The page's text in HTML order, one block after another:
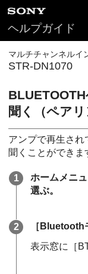
ヘルプガイド
マルチチャンネルイ
STR-DN1070
聞く（ペアリ
アンプで再生さ
聞くことができま
ホームメニ
選ぶ。
［ Bluetooth
表示窓に［